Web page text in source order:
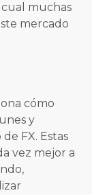
muchas
mercado
cómo
y
FX. Estas
vez mejor a